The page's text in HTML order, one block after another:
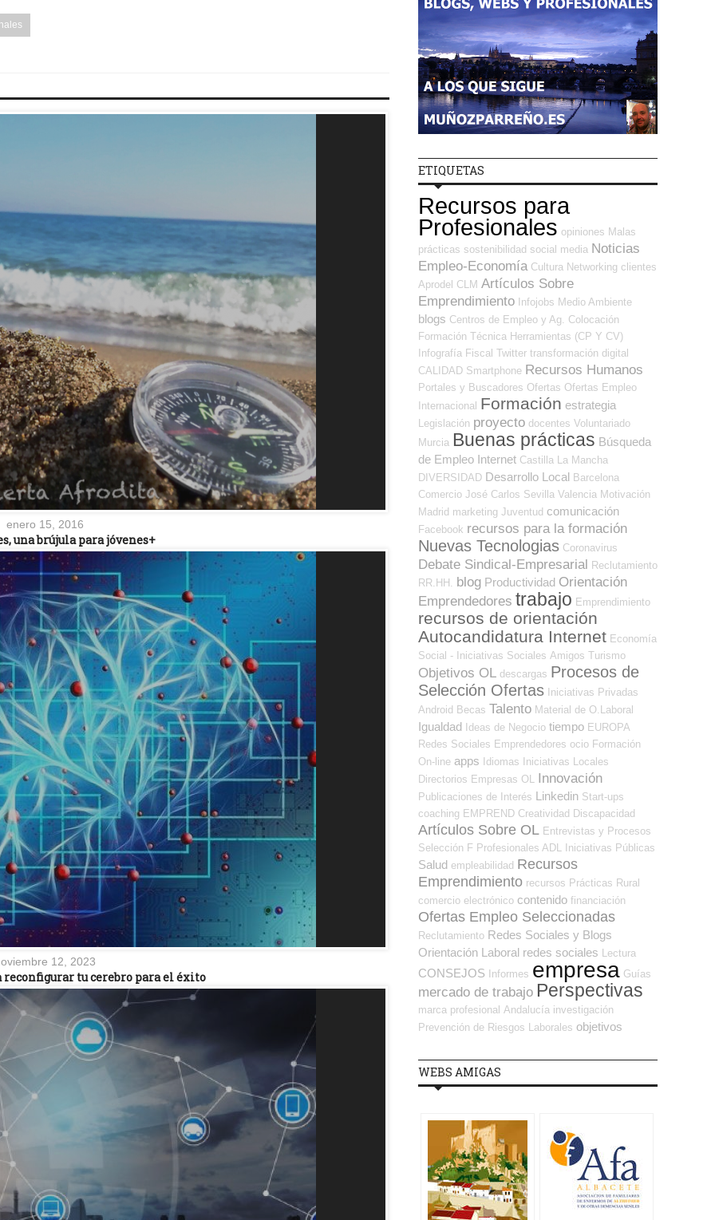
enero 15, 2016
una brújula para jóvenes+
12, 2023
reconfigurar tu cerebro para el éxito
ETIQUETAS
Recursos para
Profesionales opiniones Malas
prácticas sostenibilidad social media Noticias
Empleo-Economía Cultura Networking clientes
Aprodel CLM Artículos Sobre
Emprendimiento Infojobs Medio Ambiente
blogs Centros de Empleo y Ag. Colocación
Formación Técnica Herramientas (CP Y CV)
Infografía Fiscal Twitter transformación digital
CALIDAD Smartphone Recursos Humanos
Portales y Buscadores Ofertas Ofertas Empleo
Internacional Formación estrategia
Legislación proyecto docentes Voluntariado
Murcia Buenas prácticas Búsqueda
de Empleo Internet Castilla La Mancha
DIVERSIDAD Desarrollo Local Barcelona
Comercio José Carlos Sevilla Valencia Motivación
Madrid marketing Juventud comunicación
Facebook recursos para la formación
Nuevas Tecnologias Coronavirus
Debate Sindical-Empresarial Reclutamiento
RR.HH.
blog Productividad Orientación
Emprendedores trabajo Emprendimiento
recursos de orientación
Autocandidatura Internet Economía
Social - Iniciativas Sociales Amigos Turismo
Objetivos OL descargas Procesos de
Selección Ofertas Iniciativas Privadas
Android Becas Talento Material de O.Laboral
Igualdad Ideas de Negocio tiempo EUROPA
Redes Sociales Emprendedores ocio Formación
On-line apps Idiomas
Iniciativas Locales
Directorios Empresas OL
Innovación
Publicaciones de Interés Linkedin Start-ups
coaching EMPREND Creatividad Discapacidad
Artículos Sobre OL Entrevistas y Procesos
Selección F Profesionales ADL Iniciativas Públicas
Salud empleabilidad Recursos
Emprendimiento recursos Prácticas Rural
comercio electrónico contenido financiación
Ofertas Empleo Seleccionadas
Reclutamiento Redes Sociales y Blogs
Orientación Laboral redes sociales Lectura
CONSEJOS Informes empresa Guías
mercado de trabajo Perspectivas
marca profesional Andalucía investigación
Prevención de Riesgos Laborales objetivos
WEBS AMIGAS